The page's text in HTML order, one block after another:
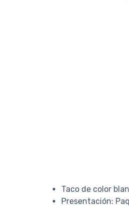
Taco de color
Presentación: